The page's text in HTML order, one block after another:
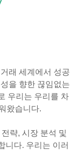
래 세계에서 성공
을 향한 끊임없는
우리는 우리를 차
왔습니다.
략, 시장 분석 및
니다. 우리는 이러